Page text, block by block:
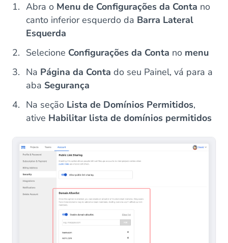
Abra o Menu de Configurações da Conta no
canto inferior esquerdo da Barra Lateral
Esquerda
Selecione Configurações da Conta no menu
Na Página da Conta do seu Painel, vá para a
aba Segurança
Na seção Lista de Domínios Permitidos,
ative Habilitar lista de domínios permitidos